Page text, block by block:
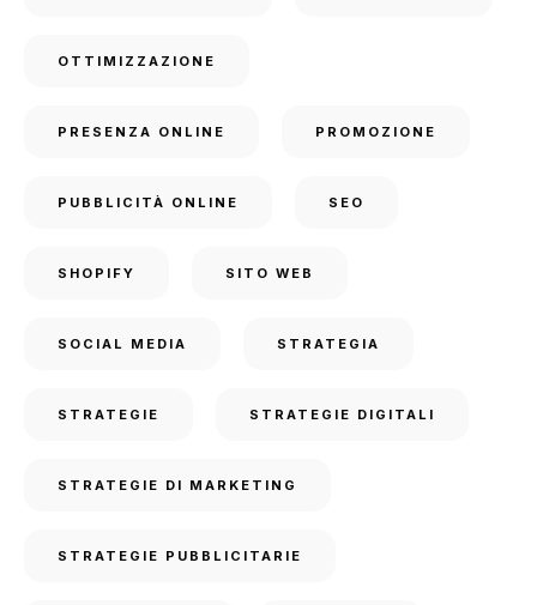
OTTIMIZZAZIONE
PRESENZA ONLINE PROMOZIONE
PUBBLICITÀ ONLINE SEO
SHOPIFY SITO WEB
SOCIAL MEDIA STRATEGIA
STRATEGIE STRATEGIE DIGITALI
STRATEGIE DI MARKETING
STRATEGIE PUBBLICITARIE